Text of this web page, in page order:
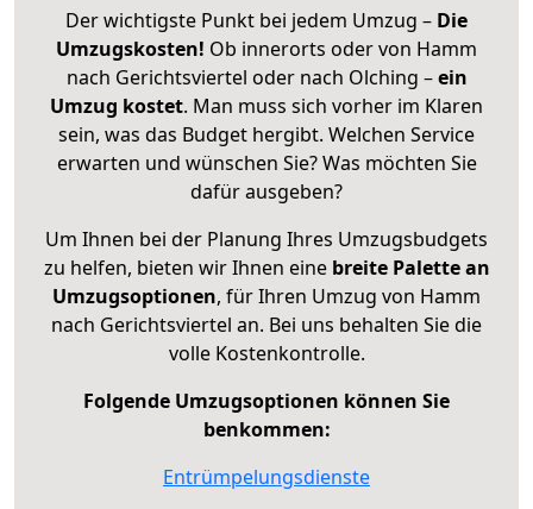
Der wichtigste Punkt bei jedem Umzug – Die
Umzugskosten! Ob innerorts oder von Hamm
nach Gerichtsviertel oder nach Olching –ein
Umzug kostet. Man muss sich vorher im Klaren
sein, was das Budget hergibt. Welchen Service
erwarten und wünschen Sie? Was möchten Sie
dafür ausgeben?
Um Ihnen bei der Planung Ihres Umzugsbudgets
zu helfen, bieten wir Ihnen eine breite Palette an
Umzugsoptionen, für Ihren Umzug von Hamm
nach Gerichtsviertel an. Bei uns behalten Sie die
volle Kostenkontrolle.
Folgende Umzugsoptionen können Sie
benkommen:
Entrümpelungsdienste